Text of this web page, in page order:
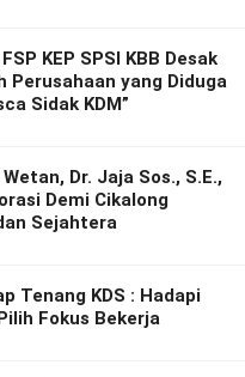
KEP SPSI KBB Desak
Perusahaan yang Diduga
Sidak KDM”
Dr. Jaja Sos., S.E.,
Demi Cikalong
Sejahtera
Tenang KDS : Hadapi
Fokus Bekerja